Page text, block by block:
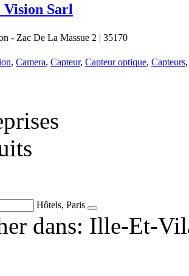
Sarl
- Zac De La Massue 2 | 35170
, Camera, Capteur, Capteur optique, Capteurs
Hôtels, Paris
dans: Ille-Et-